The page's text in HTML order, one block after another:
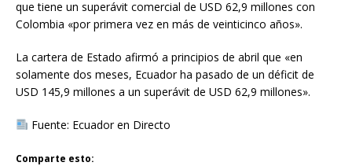
que tiene un superávit comercial de USD 62,9 millones con
Colombia «por primera vez en más de veinticinco años».
La cartera de Estado afirmó a principios de abril que «en
solamente dos meses, Ecuador ha pasado de un déficit de
USD 145,9 millones a un superávit de USD 62,9 millones».
Fuente: Ecuador en Directo
Comparte esto: